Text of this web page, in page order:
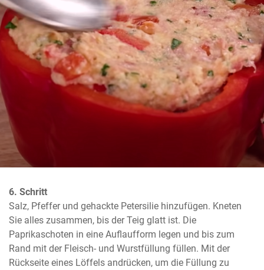
6. Schritt
Salz, Pfeffer und gehackte Petersilie hinzufügen. Kneten
Sie alles zusammen, bis der Teig glatt ist. Die
Paprikaschoten in eine Auflaufform legen und bis zum
Rand mit der Fleisch- und Wurstfüllung füllen. Mit der
Rückseite eines Löffels andrücken, um die Füllung zu